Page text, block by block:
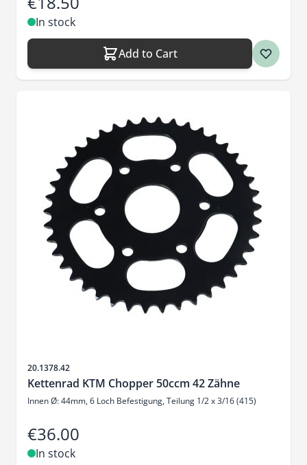
In stock
Add to Cart
Sku
20.1378.42
Kettenrad KTM Chopper 50ccm 42 Zähne
Innen Ø: 44mm, 6 Loch Befestigung, Teilung 1/2 x 3/16 (415)
€36.00
In stock